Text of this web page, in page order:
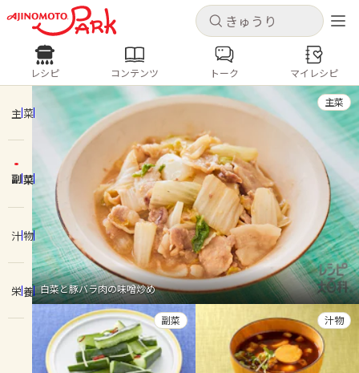
キャンセル
ログインするとレシピを保存できます
ログイン 新規登録
ホーム
コンテンツ
レシピ
トーク
よくあるお問い合わせ
キャンセル
レシピ コンテンツ
人気の食材・レシピ
きゅうり なす トマト
とうもろこし
ピーマン
みょうが ゴーヤ
レシピ コンテンツ トーク マイレシピ
主菜
副菜
汁物
栄養 白菜と豚バラ肉の味噌炒め
主菜
副菜 汁物